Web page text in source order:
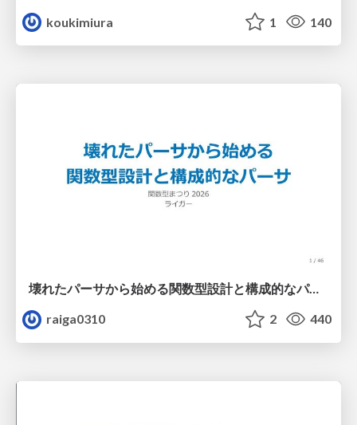
koukimiura
1 140
壊れたパーサから始める関数型設計と構成的なパーサ #fp_matsuri
raiga0310
2 440